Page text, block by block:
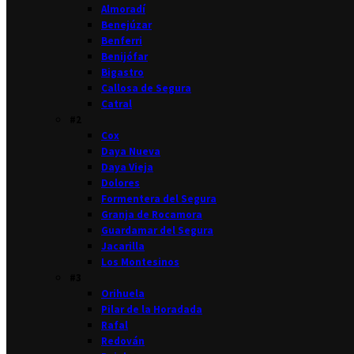
Almoradí
Benejúzar
Benferri
Benijófar
Bigastro
Callosa de Segura
Catral
Cox
Daya Nueva
Daya Vieja
Dolores
Formentera del Segura
Granja de Rocamora
Guardamar del Segura
Jacarilla
Los Montesinos
Orihuela
Pilar de la Horadada
Rafal
Redován